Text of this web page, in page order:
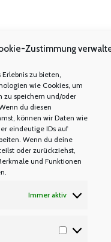
Zustimmung
zu bieten,
wie Cookies, um
zu speichern und/oder
du diesen
können wir Daten wie
eindeutige IDs auf
Wenn du deine
oder zurückziehst,
und Funktionen
Immer aktiv